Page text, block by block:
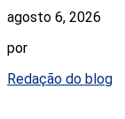
agosto 6, 2026
por
Redação do blog